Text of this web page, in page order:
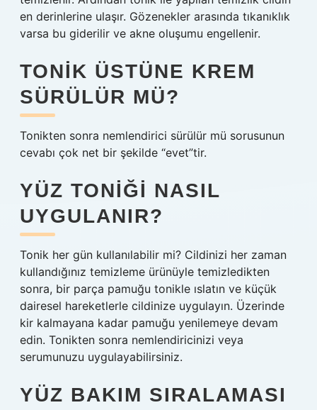
en derinlerine ulaşır. Gözenekler arasında tıkanıklık
varsa bu giderilir ve akne oluşumu engellenir.
TONIK ÜSTÜNE KREM
SÜRÜLÜR MÜ?
Tonikten sonra nemlendirici sürülür mü sorusunun
cevabı çok net bir şekilde “evet”tir.
YÜZ TONIĞI NASIL
UYGULANIR?
Tonik her gün kullanılabilir mi? Cildinizi her zaman
kullandığınız temizleme ürünüyle temizledikten
sonra, bir parça pamuğu tonikle ıslatın ve küçük
dairesel hareketlerle cildinize uygulayın. Üzerinde
kir kalmayana kadar pamuğu yenilemeye devam
edin. Tonikten sonra nemlendiricinizi veya
serumunuzu uygulayabilirsiniz.
YÜZ BAKIM SIRALAMASI